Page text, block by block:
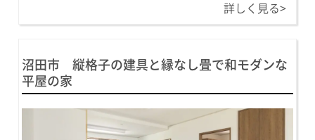
詳しく見る>
沼田市 縦格子の建具と縁なし畳で和モダンな
平屋の家